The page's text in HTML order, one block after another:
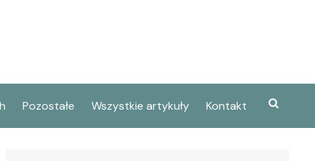
Pozostałe Wszystkie artykuły Kontakt